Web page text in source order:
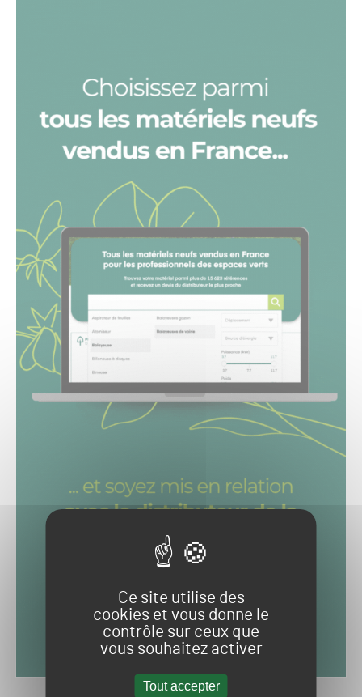
Ce site utilise des
cookies et vous donne le
contrôle sur ceux que
vous souhaitez activer
Tout accepter